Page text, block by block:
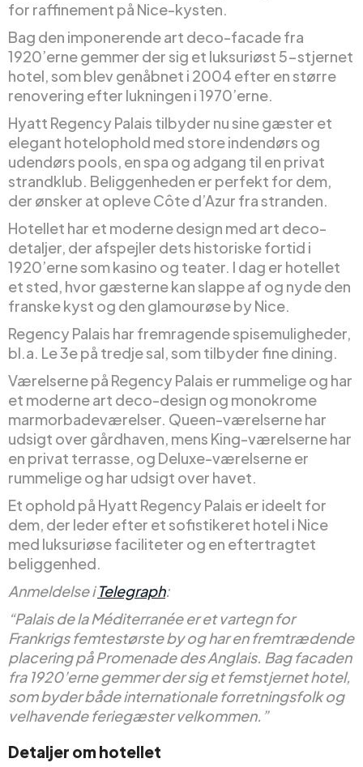
for raffinement på Nice-kysten.
Bag den imponerende art deco-facade fra
1920’erne gemmer der sig et luksuriøst 5-stjernet
hotel, som blev genåbnet i 2004 efter en større
renovering efter lukningen i 1970’erne.
Hyatt Regency Palais tilbyder nu sine gæster et
elegant hotelophold med store indendørs og
udendørs pools, en spa og adgang til en privat
strandklub. Beliggenheden er perfekt for dem,
der ønsker at opleve Côte d’Azur fra stranden.
Hotellet har et moderne design med art deco-
detaljer, der afspejler dets historiske fortid i
1920’erne som kasino og teater. I dag er hotellet
et sted, hvor gæsterne kan slappe af og nyde den
franske kyst og den glamourøse by Nice.
Regency Palais har fremragende spisemuligheder,
bl.a. Le 3e på tredje sal, som tilbyder fine dining.
Værelserne på Regency Palais er rummelige og har
et moderne art deco-design og monokrome
marmorbadeværelser. Queen-værelserne har
udsigt over gårdhaven, mens King-værelserne har
en privat terrasse, og Deluxe-værelserne er
rummelige og har udsigt over havet.
Et ophold på Hyatt Regency Palais er ideelt for
dem, der leder efter et sofistikeret hotel i Nice
med luksuriøse faciliteter og en eftertragtet
beliggenhed.
Anmeldelse iTelegraph:
“Palais de la Méditerranée er et vartegn for
Frankrigs femtestørste by og har en fremtrædende
placering på Promenade des Anglais. Bag facaden
fra 1920’erne gemmer der sig et femstjernet hotel,
som byder både internationale forretningsfolk og
velhavende feriegæster velkommen.”
Detaljer om hotellet